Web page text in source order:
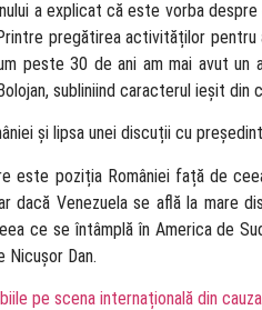
a explicat că este vorba
pregătirea activităților
peste 30 de ani am mai avut
subliniind caracterul ieșit din
și lipsa unei discuții cu
este poziția României față de
dacă Venezuela se află la mare
ce se întâmplă în America de
Nicușor Dan.
pe scena internațională din